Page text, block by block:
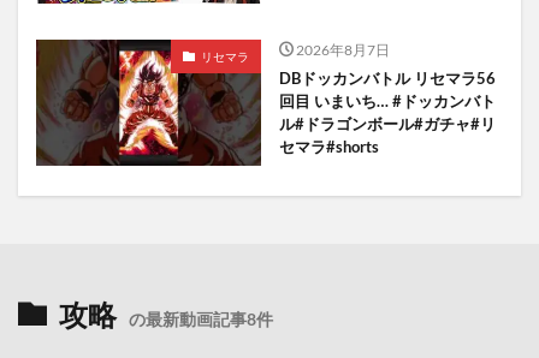
リセマラ 2026年8月7日
DBドッカンバトル リセマラ56
回目 いまいち… #ドッカンバト
ル#ドラゴンボール#ガチャ#リ
セマラ#shorts
攻略 の最新動画記事8件